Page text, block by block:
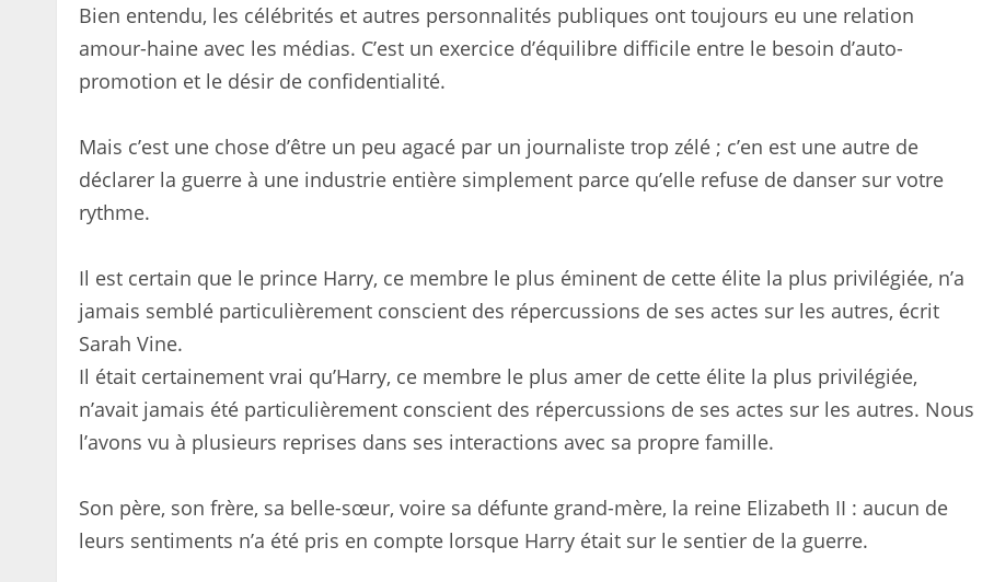
Bien entendu, les célébrités et autres personnalités publiques ont toujours eu une relation
amour-haine avec les médias. C’est un exercice d’équilibre difficile entre le besoin d’auto-
promotion et le désir de confidentialité.
Mais c’est une chose d’être un peu agacé par un journaliste trop zélé ; c’en est une autre de
déclarer la guerre à une industrie entière simplement parce qu’elle refuse de danser sur votre
rythme.
Il est certain que le prince Harry, ce membre le plus éminent de cette élite la plus privilégiée, n’a
jamais semblé particulièrement conscient des répercussions de ses actes sur les autres, écrit
Sarah Vine.
Il était certainement vrai qu’Harry, ce membre le plus amer de cette élite la plus privilégiée,
n’avait jamais été particulièrement conscient des répercussions de ses actes sur les autres. Nous
l’avons vu à plusieurs reprises dans ses interactions avec sa propre famille.
Son père, son frère, sa belle-sœur, voire sa défunte grand-mère, la reine Elizabeth II : aucun de
leurs sentiments n’a été pris en compte lorsque Harry était sur le sentier de la guerre.